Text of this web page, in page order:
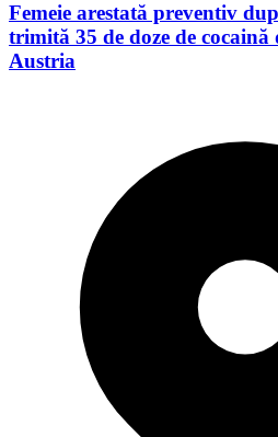
Femeie arestată preventiv
trimită 35 de doze de
Austria